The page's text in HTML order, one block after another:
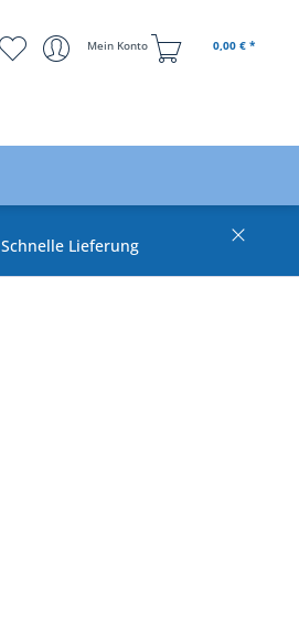
Mein Konto 0,00 € *
Schnelle Lieferung